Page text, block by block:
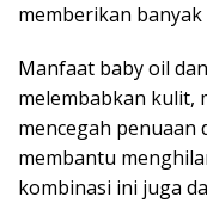
memberikan
Manfaat baby oil
melembabkan kulit,
mencegah penuaan
membantu
kombinasi ini juga